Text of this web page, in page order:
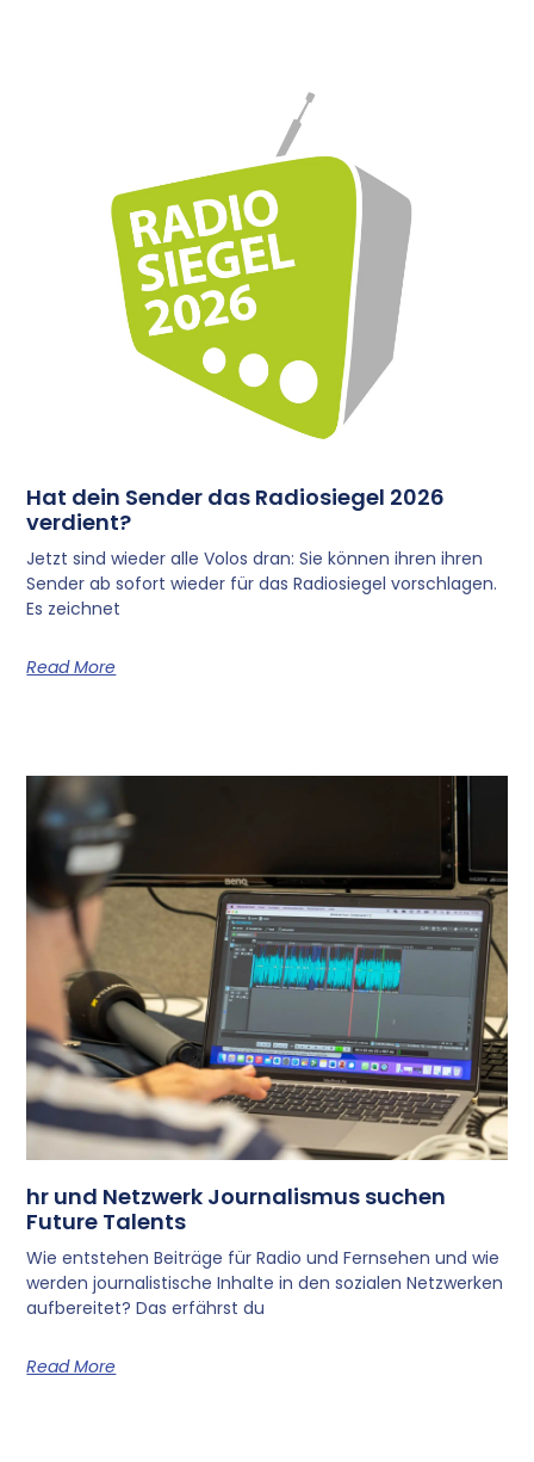
Hat dein Sender das Radiosiegel 2026
verdient?
Jetzt sind wieder alle Volos dran: Sie können ihren ihren
Sender ab sofort wieder für das Radiosiegel vorschlagen.
Es zeichnet
Read More
hr und Netzwerk Journalismus suchen
Future Talents
Wie entstehen Beiträge für Radio und Fernsehen und wie
werden journalistische Inhalte in den sozialen Netzwerken
aufbereitet? Das erfährst du
Read More